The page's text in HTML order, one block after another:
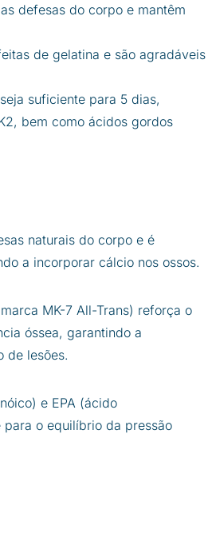
defesas do corpo e mantêm
de gelatina e são agradáveis
suficiente para 5 dias,
bem como ácidos gordos
naturais do corpo e é
a incorporar cálcio nos ossos.
MK-7 All-Trans) reforça o
óssea, garantindo a
de lesões.
e EPA (ácido
o equilíbrio da pressão